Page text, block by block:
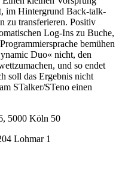
im Hintergrund Back-talk-
zu transferieren. Positiv
Log-Ins zu Buche,
bemühen
Duo« nicht, den
und so endet
soll das Ergebnis nicht
STalker/STeno einen
5000 Köln 50
Lohmar 1